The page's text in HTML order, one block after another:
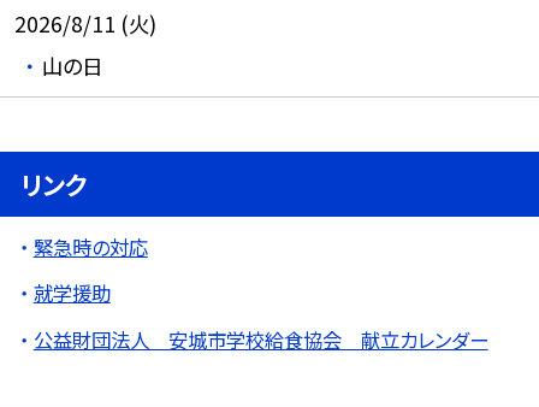
2026/8/11 (火)
山の日
リンク
緊急時の対応
就学援助
公益財団法人 安城市学校給食協会 献立カレンダー